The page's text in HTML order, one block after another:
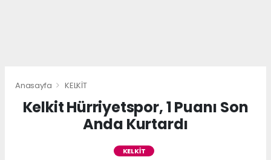
Anasayfa KELKİT
Kelkit Hürriyetspor, 1 Puanı Son
Anda Kurtardı
KELKİT